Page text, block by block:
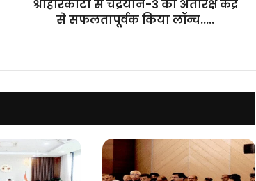
श्रीहरिकोटा से चंद्रयान-3 को अंतरिक्ष केंद्र
से सफलतापूर्वक किया लॉन्च.....